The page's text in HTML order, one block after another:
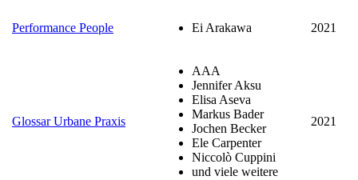
Performance People Ei Arakawa 2021
Glossar Urbane Praxis
AAA
Jennifer Aksu
Elisa Aseva
Markus Bader
Jochen Becker
Ele Carpenter
Niccolò Cuppini
und viele weitere
2021